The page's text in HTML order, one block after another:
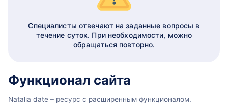
Специалисты отвечают на заданные вопросы в
течение суток. При необходимости, можно
обращаться повторно.
Функционал сайта
Natalia date – ресурс с расширенным функционалом.